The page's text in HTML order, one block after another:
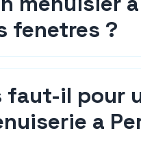
fenetres ?
faut-il pour
a